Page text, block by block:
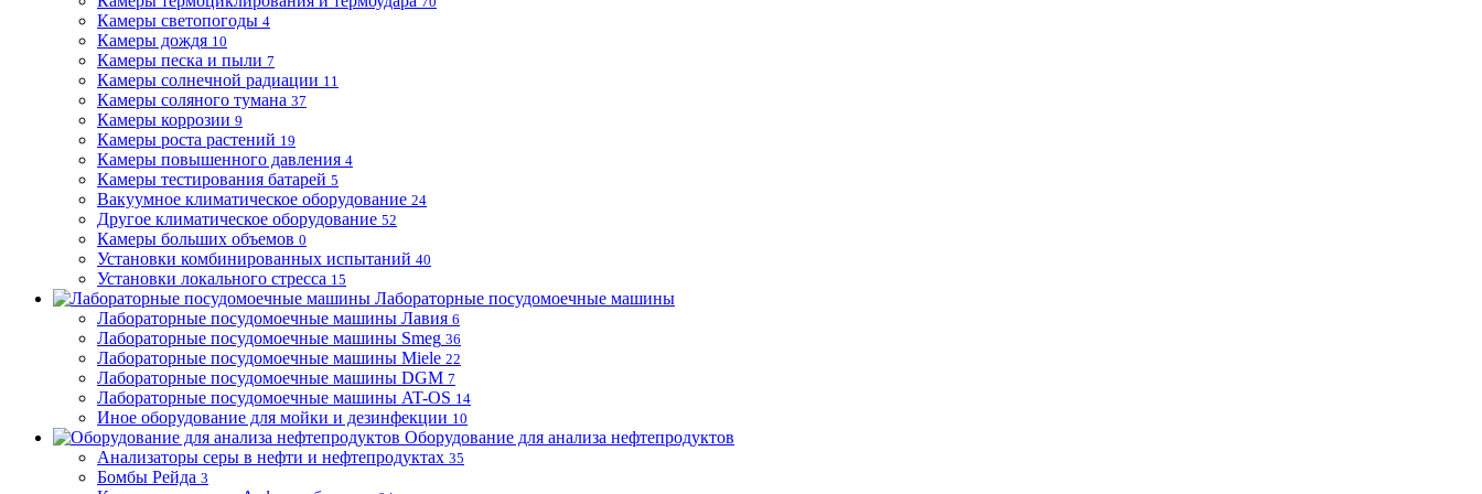
Камеры светопогоды 4
Камеры дождя 10
Камеры песка и пыли 7
Камеры солнечной радиации 11
Камеры соляного тумана 37
Камеры коррозии 9
Камеры роста растений 19
Камеры повышенного давления 4
Камеры тестирования батарей 5
Вакуумное климатическое оборудование 24
Другое климатическое оборудование 52
Камеры больших объемов 0
Установки комбинированных испытаний 40
Установки локального стресса 15
Лабораторные посудомоечные машины
Лабораторные посудомоечные машины Лавия 6
Лабораторные посудомоечные машины Smeg 36
Лабораторные посудомоечные машины Miele 22
Лабораторные посудомоечные машины DGM 7
Лабораторные посудомоечные машины AT-OS 14
Иное оборудование для мойки и дезинфекции 10
Оборудование для анализа нефтепродуктов
Анализаторы серы в нефти и нефтепродуктах 35
Бомбы Рейда 3